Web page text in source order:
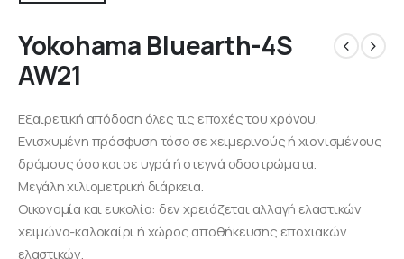
Yokohama Bluearth-4S
AW21
Εξαιρετική απόδοση όλες τις εποχές του χρόνου.
Ενισχυμένη πρόσφυση τόσο σε χειμερινούς ή χιονισμένους
δρόμους όσο και σε υγρά ή στεγνά οδοστρώματα.
Μεγάλη χιλιομετρική διάρκεια.
Οικονομία και ευκολία: δεν χρειάζεται αλλαγή ελαστικών
χειμώνα-καλοκαίρι ή χώρος αποθήκευσης εποχιακών
ελαστικών.